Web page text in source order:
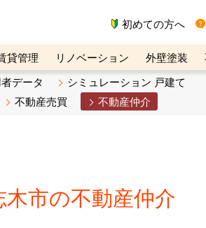
初めての方へ
貸管理 リノベーション 外壁塗装
ジンBiz 不動産売却ご相談デスク
データ
シミュレーション 戸建て
不動産売買 不動産仲介
市の不動産仲介